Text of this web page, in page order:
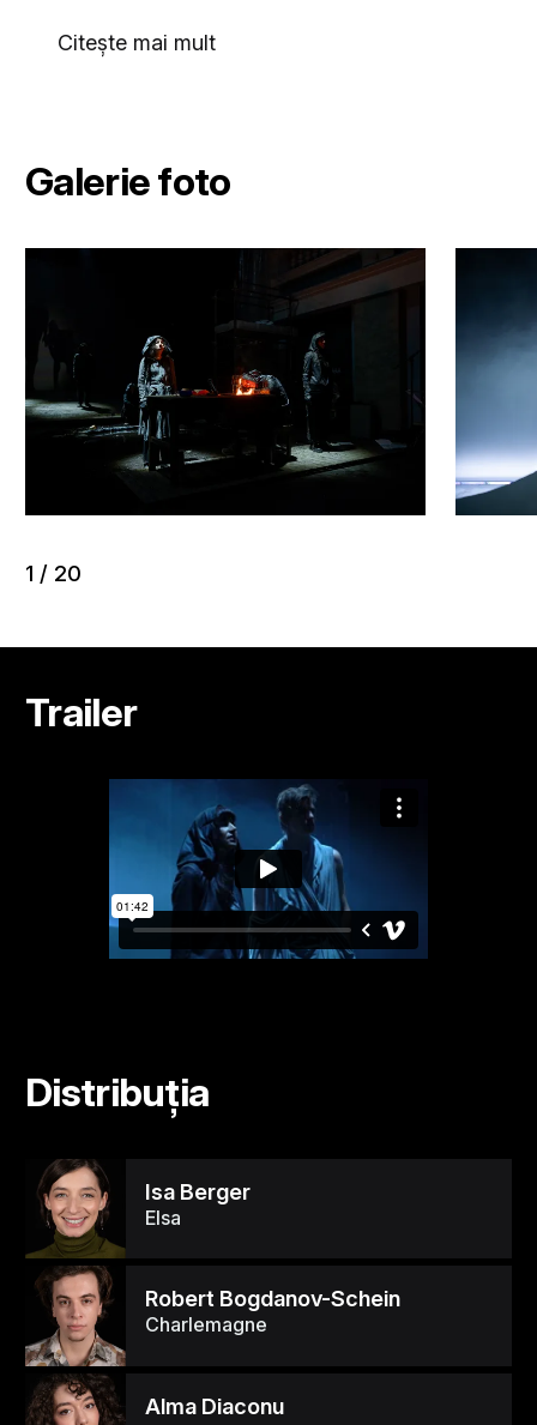
Citește mai mult
Galerie foto
1 / 20
Trailer
Distribuția
Isa Berger
Elsa
Robert Bogdanov-Schein
Charlemagne
Alma Diaconu